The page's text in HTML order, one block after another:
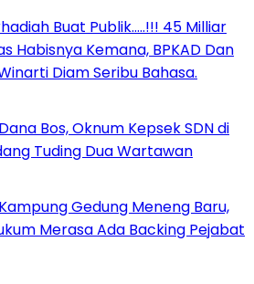
Buat Publik…..!!! 45 Milliar
Habisnya Kemana, BPKAD Dan
Diam Seribu Bahasa.
Bos, Oknum Kepsek SDN di
Tuding Dua Wartawan
Gedung Meneng Baru,
Merasa Ada Backing Pejabat